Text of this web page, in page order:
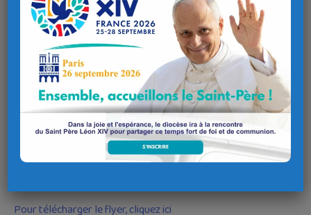
Mercredi 31 janvier – 19h45
Les Chariots de feude Hugh Hudson
Mercredi 7 février – 15h15
5ème Set de de Quentin Reynaud
Samedi 10 février – 15h15
Mulande Barry Cook et Tony Bancroft
Mercredi 14 février – 20h15
Un condamné à mort s’est échappéde Robert Bresson
Pour télécharger le flyer, cliquez ici